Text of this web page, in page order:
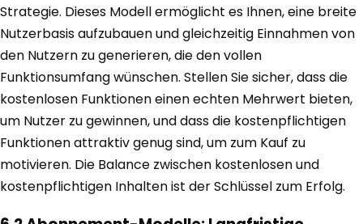
Strategie. Dieses Modell ermöglicht es Ihnen, eine breite
Nutzerbasis aufzubauen und gleichzeitig Einnahmen von
den Nutzern zu generieren, die den vollen
Funktionsumfang wünschen. Stellen Sie sicher, dass die
kostenlosen Funktionen einen echten Mehrwert bieten,
um Nutzer zu gewinnen, und dass die kostenpflichtigen
Funktionen attraktiv genug sind, um zum Kauf zu
motivieren. Die Balance zwischen kostenlosen und
kostenpflichtigen Inhalten ist der Schlüssel zum Erfolg.